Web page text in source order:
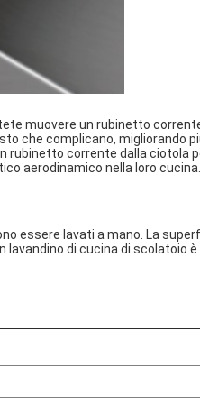
muovere un rubinetto
che complicano, migliorando
rubinetto corrente dalla ciotola
aerodinamico nella loro cucina.
essere lavati a mano. La
di cucina di scolatoio